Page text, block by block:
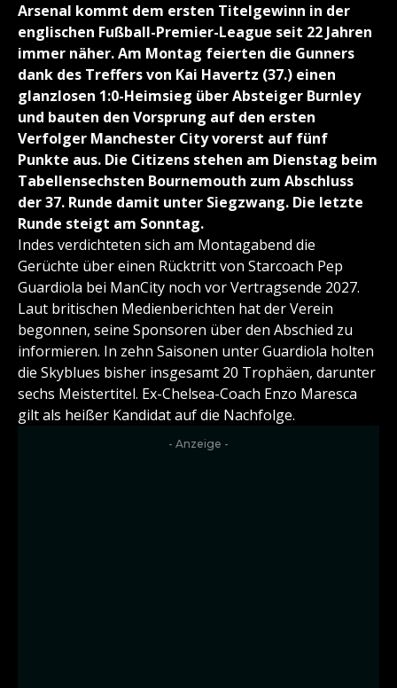
Arsenal kommt dem ersten Titelgewinn in der
englischen Fußball-Premier-League seit 22 Jahren
immer näher. Am Montag feierten die Gunners
dank des Treffers von Kai Havertz (37.) einen
glanzlosen 1:0-Heimsieg über Absteiger Burnley
und bauten den Vorsprung auf den ersten
Verfolger Manchester City vorerst auf fünf
Punkte aus. Die Citizens stehen am Dienstag beim
Tabellensechsten Bournemouth zum Abschluss
der 37. Runde damit unter Siegzwang. Die letzte
Runde steigt am Sonntag.
Indes verdichteten sich am Montagabend die
Gerüchte über einen Rücktritt von Starcoach Pep
Guardiola bei ManCity noch vor Vertragsende 2027.
Laut britischen Medienberichten hat der Verein
begonnen, seine Sponsoren über den Abschied zu
informieren. In zehn Saisonen unter Guardiola holten
die Skyblues bisher insgesamt 20 Trophäen, darunter
sechs Meistertitel. Ex-Chelsea-Coach Enzo Maresca
gilt als heißer Kandidat auf die Nachfolge.
- Anzeige -